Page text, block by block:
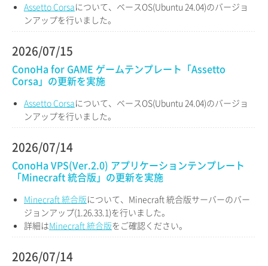
Assetto Corsaについて、ベースOS(Ubuntu 24.04)のバージョ
ンアップを行いました。
2026/07/15
ConoHa for GAME ゲームテンプレート「Assetto
Corsa」の更新を実施
Assetto Corsaについて、ベースOS(Ubuntu 24.04)のバージョ
ンアップを行いました。
2026/07/14
ConoHa VPS(Ver.2.0) アプリケーションテンプレート
「Minecraft 統合版」の更新を実施
Minecraft 統合版について、Minecraft 統合版サーバーのバー
ジョンアップ(1.26.33.1)を行いました。
詳細はMinecraft 統合版をご確認ください。
2026/07/14